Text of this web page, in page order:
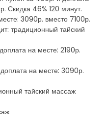
Скидка 46% 120 минут.
3090р. вместо 7100р.
традиционный тайский
на месте: 2190р.
на месте: 3090р.
тайский массаж